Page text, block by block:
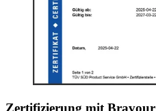
Zertifizierung mit Bravour